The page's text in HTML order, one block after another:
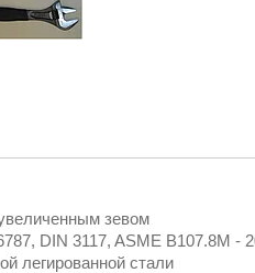
зевом
DIN 3117, ASME B107.8M -
легированной стали